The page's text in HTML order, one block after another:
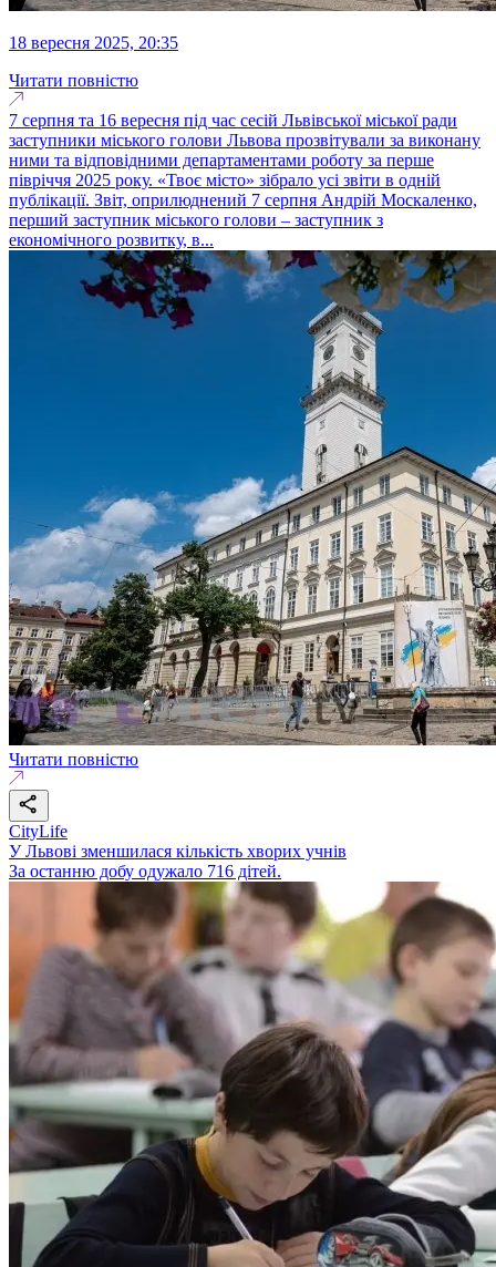
18 вересня 2025, 20:35
Читати повністю
7 серпня та 16 вересня під час сесій Львівської міської ради
заступники міського голови Львова прозвітували за виконану
ними та відповідними департаментами роботу за перше
півріччя 2025 року. «Твоє місто» зібрало усі звіти в одній
публікації. Звіт, оприлюднений 7 серпня Андрій Москаленко,
перший заступник міського голови – заступник з
економічного розвитку, в...
Читати повністю
CityLife
У Львові зменшилася кількість хворих учнів
За останню добу одужало 716 дітей.